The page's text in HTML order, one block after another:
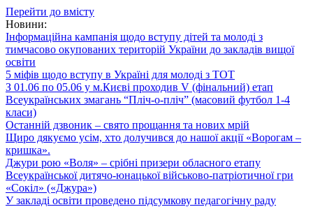
Перейти до вмісту
Новини:
Інформаційна кампанія щодо вступу дітей та молоді з
тимчасово окупованих територій України до закладів вищої
освіти
5 міфів щодо вступу в Україні для молоді з ТОТ
З 01.06 по 05.06 у м.Києві проходив V (фінальний) етап
Всеукраїнських змагань “Пліч-о-пліч” (масовий футбол 1-4
класи)
Останній дзвоник – свято прощання та нових мрій
Щиро дякуємо усім, хто долучився до нашої акції «Ворогам –
кришка».
Джури рою «Воля» – срібні призери обласного етапу
Всеукраїнської дитячо-юнацької військово-патріотичної гри
«Сокіл» («Джура»)
У закладі освіти проведено підсумкову педагогічну раду